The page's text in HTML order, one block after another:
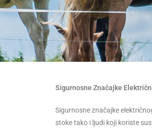
Sigurnosne Značajke
Sigurnosne značajke
stoke tako i ljudi koji koriste